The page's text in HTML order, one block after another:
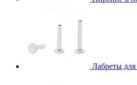
Лабреты